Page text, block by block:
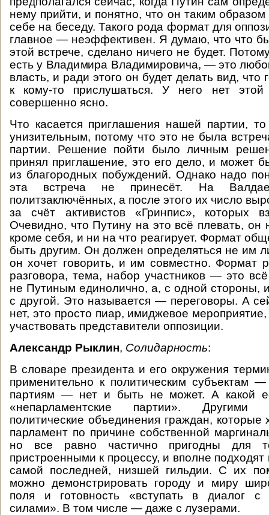
нему прийти, и понятно, что он таким образом
себе на беседу. Такого рода формат для
главное — неэффективен. Я думаю, что что
этой встрече, сделано ничего не будет.
есть у Владимира Владимировича, — это
власть, и ради этого он будет делать вид, что
к кому-то прислушаться. У него нет
совершенно ясно.
Что касается приглашения нашей партии,
унизительным, потому что это не была
партии. Решение пойти было личным
принял приглашение, это его дело, и может
из благородных побуждений. Однако надо
эта встреча не принесёт. На
политзаключённых, а после этого их число
за счёт активистов «Гринпис», которых
Очевидно, что Путину на это всё плевать, он
кроме себя, и ни на что реагирует. Формат
быть другим. Он должен определяться не им
он хочет говорить, и им совместно. Формат
разговора, тема, набор участников — это
не Путиным единолично, а, с одной стороны,
с другой. Это называется — переговоры. А
нет, это просто пиар, имиджевое
участвовать представители оппозиции.
Александр Рыклин, Солидарность:
В словаре президента и его окружения
применительно к политическим субъектам
партиям — нет и быть не может. А какой
«непарламентские партии». Другими
политические объединения граждан, которые
парламент по причине собственной
но все равно частично пригодны для
пристроенными к процессу, и вполне
самой последней, низшей гильдии. С их
можно демонстрировать городу и миру
поля и готовность «вступать в диалог
силами». В том числе — даже с лузерами.